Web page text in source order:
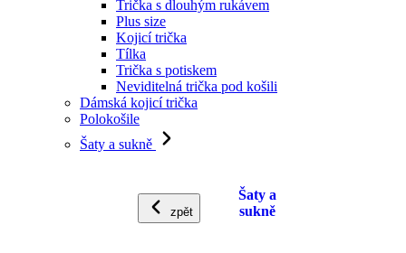
Trička s dlouhým rukávem
Plus size
Kojicí trička
Tílka
Trička s potiskem
Neviditelná trička pod košili
Dámská kojicí trička
Polokošile
Šaty a sukně
zpět
Šaty a
sukně